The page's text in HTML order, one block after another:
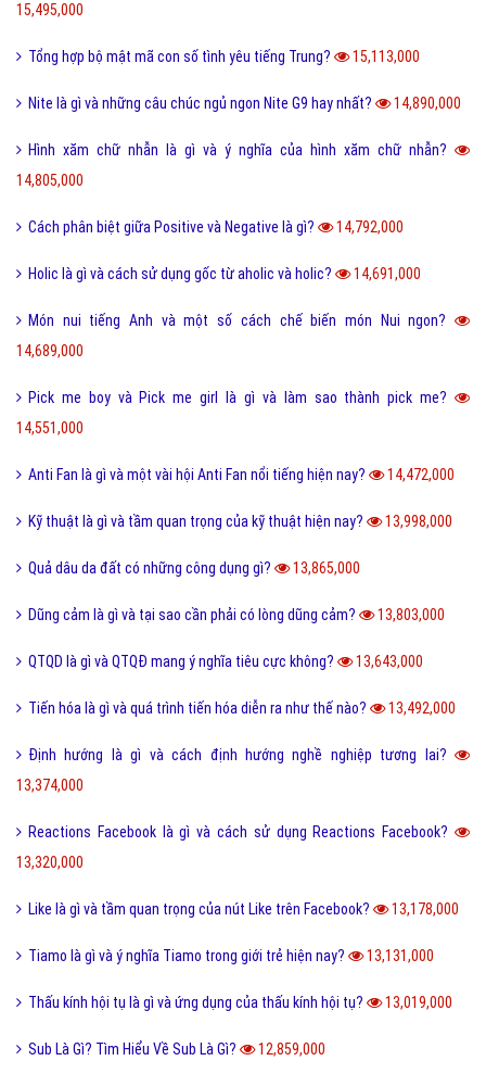
15,495,000
Tổng hợp bộ mật mã con số tình yêu tiếng Trung? 15,113,000
Nite là gì và những câu chúc ngủ ngon Nite G9 hay nhất? 14,890,000
Hình xăm chữ nhẫn là gì và ý nghĩa của hình xăm chữ nhẫn?
14,805,000
Cách phân biệt giữa Positive và Negative là gì? 14,792,000
Holic là gì và cách sử dụng gốc từ aholic và holic? 14,691,000
Món nui tiếng Anh và một số cách chế biến món Nui ngon?
14,689,000
Pick me boy và Pick me girl là gì và làm sao thành pick me?
14,551,000
Anti Fan là gì và một vài hội Anti Fan nổi tiếng hiện nay? 14,472,000
Kỹ thuật là gì và tầm quan trọng của kỹ thuật hiện nay? 13,998,000
Quả dâu da đất có những công dụng gì? 13,865,000
Dũng cảm là gì và tại sao cần phải có lòng dũng cảm? 13,803,000
QTQD là gì và QTQĐ mang ý nghĩa tiêu cực không? 13,643,000
Tiến hóa là gì và quá trình tiến hóa diễn ra như thế nào? 13,492,000
Định hướng là gì và cách định hướng nghề nghiệp tương lai?
13,374,000
Reactions Facebook là gì và cách sử dụng Reactions Facebook?
13,320,000
Like là gì và tầm quan trọng của nút Like trên Facebook? 13,178,000
Tiamo là gì và ý nghĩa Tiamo trong giới trẻ hiện nay? 13,131,000
Thấu kính hội tụ là gì và ứng dụng của thấu kính hội tụ? 13,019,000
Sub Là Gì? Tìm Hiểu Về Sub Là Gì? 12,859,000